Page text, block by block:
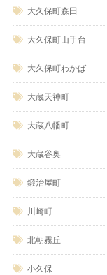
大久保町森田
大久保町山手台
大久保町わかば
大蔵天神町
大蔵八幡町
大蔵谷奥
鍛治屋町
川崎町
北朝霧丘
小久保